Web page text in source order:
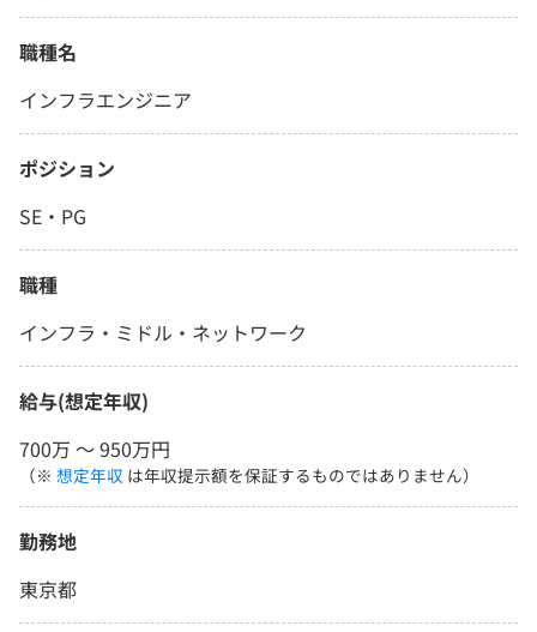
職種名
インフラエンジニア
ポジション
SE・PG
職種
インフラ・ミドル・ネットワーク
給与(想定年収)
700万 〜 950万円
（※ 想定年収 は年収提示額を保証するものではありません）
勤務地
東京都